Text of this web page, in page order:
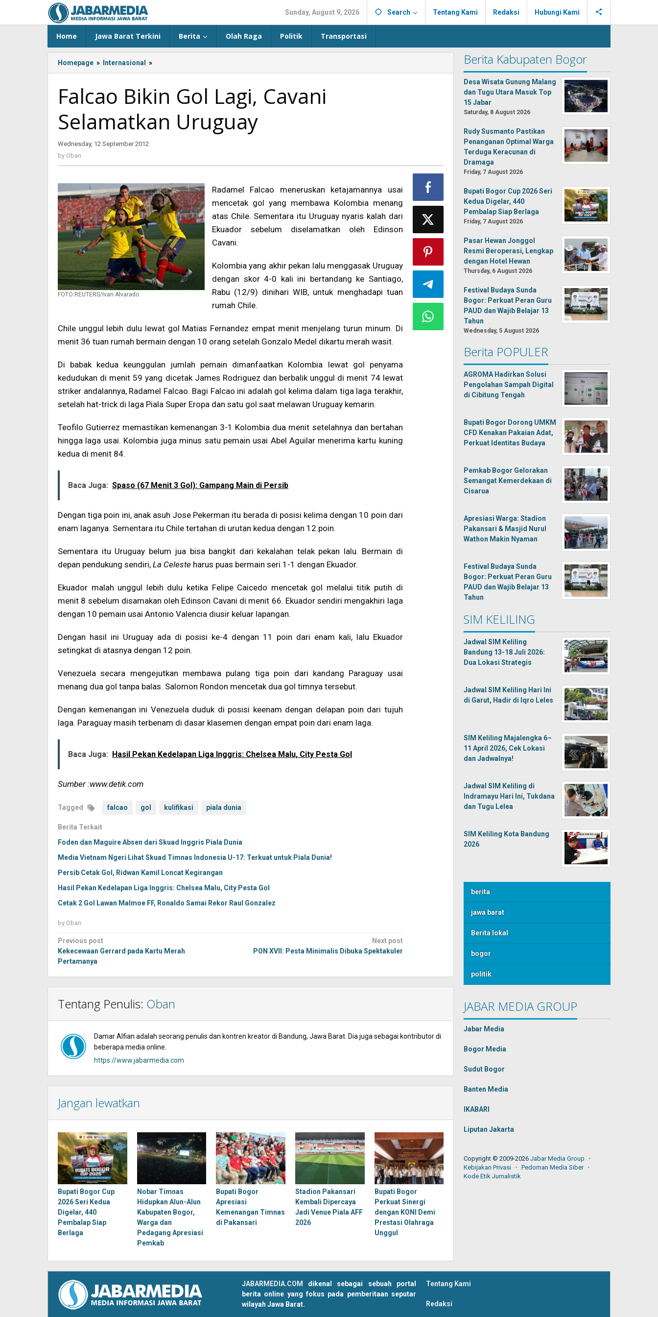
content
Sunday, August 9, 2026 Search Tentang Kami Redaksi Hubungi Kami
Home Jawa Barat Terkini Berita Olah Raga Politik Transportasi
Homepage » Internasional »
-:IN-
>Falcao
Bikin
Lagi,
-:-
>
Falcao Bikin Gol Lagi, Cavani
Selamatkan Uruguay
Wednesday, 12 September 2012
by Oban
FOTO:REUTERS/Ivan Alvarado
Radamel Falcao meneruskan ketajamannya usai
mencetak gol yang membawa Kolombia menang
atas Chile. Sementara itu Uruguay nyaris kalah dari
Ekuador sebelum diselamatkan oleh Edinson
Cavani.
Kolombia yang akhir pekan lalu menggasak Uruguay
dengan skor 4-0 kali ini bertandang ke Santiago,
Rabu (12/9) dinihari WIB, untuk menghadapi tuan
rumah Chile.
Chile unggul lebih dulu lewat gol Matias Fernandez empat menit menjelang turun minum. Di
menit 36 tuan rumah bermain dengan 10 orang setelah Gonzalo Medel dikartu merah wasit.
Di babak kedua keunggulan jumlah pemain dimanfaatkan Kolombia lewat gol penyama
kedudukan di menit 59 yang dicetak James Rodriguez dan berbalik unggul di menit 74 lewat
striker andalannya, Radamel Falcao. Bagi Falcao ini adalah gol kelima dalam tiga laga terakhir,
setelah hat-trick di laga Piala Super Eropa dan satu gol saat melawan Uruguay kemarin.
Teofilo Gutierrez memastikan kemenangan 3-1 Kolombia dua menit setelahnya dan bertahan
hingga laga usai. Kolombia juga minus satu pemain usai Abel Aguilar menerima kartu kuning
kedua di menit 84.
Baca Juga: Spaso (67 Menit 3 Gol): Gampang Main di Persib
Dengan tiga poin ini, anak asuh Jose Pekerman itu berada di posisi kelima dengan 10 poin dari
enam laganya. Sementara itu Chile tertahan di urutan kedua dengan 12 poin.
Sementara itu Uruguay belum jua bisa bangkit dari kekalahan telak pekan lalu. Bermain di
depan pendukung sendiri, La Celeste harus puas bermain seri 1-1 dengan Ekuador.
Ekuador malah unggul lebih dulu ketika Felipe Caicedo mencetak gol melalui titik putih di
menit 8 sebelum disamakan oleh Edinson Cavani di menit 66. Ekuador sendiri mengakhiri laga
dengan 10 pemain usai Antonio Valencia diusir keluar lapangan.
Dengan hasil ini Uruguay ada di posisi ke-4 dengan 11 poin dari enam kali, lalu Ekuador
setingkat di atasnya dengan 12 poin.
Venezuela secara mengejutkan membawa pulang tiga poin dari kandang Paraguay usai
menang dua gol tanpa balas. Salomon Rondon mencetak dua gol timnya tersebut.
Dengan kemenangan ini Venezuela duduk di posisi keenam dengan delapan poin dari tujuh
laga. Paraguay masih terbenam di dasar klasemen dengan empat poin dari enam laga.
Baca Juga: Hasil Pekan Kedelapan Liga Inggris: Chelsea Malu, City Pesta Gol
Sumber :www.detik.com
Tagged falcao gol kulifikasi piala dunia
Berita Terkait
Foden dan Maguire Absen dari Skuad Inggris Piala Dunia
Media Vietnam Ngeri Lihat Skuad Timnas Indonesia U-17: Terkuat untuk Piala Dunia!
Persib Cetak Gol, Ridwan Kamil Loncat Kegirangan
Hasil Pekan Kedelapan Liga Inggris: Chelsea Malu, City Pesta Gol
Cetak 2 Gol Lawan Malmoe FF, Ronaldo Samai Rekor Raul Gonzalez
by Oban
Post
navigation
Previous post
Kekecewaan Gerrard pada Kartu Merah
Pertamanya
Next post
PON XVII: Pesta Minimalis Dibuka Spektakuler
Tentang Penulis: Oban
Damar Alfian adalah seorang penulis dan kontren kreator di Bandung, Jawa Barat. Dia juga sebagai kontributor di
beberapa media online.
https://www.jabarmedia.com
Jangan lewatkan
Bupati Bogor Cup
2026 Seri Kedua
Digelar, 440
Pembalap Siap
Berlaga
Nobar Timnas
Hidupkan Alun-Alun
Kabupaten Bogor,
Warga dan
Pedagang Apresiasi
Pemkab
Bupati Bogor
Apresiasi
Kemenangan Timnas
di Pakansari
Stadion Pakansari
Kembali Dipercaya
Jadi Venue Piala AFF
2026
Bupati Bogor
Perkuat Sinergi
dengan KONI Demi
Prestasi Olahraga
Unggul
Berita Kabupaten Bogor
Desa Wisata Gunung Malang
dan Tugu Utara Masuk Top
15 Jabar
Saturday, 8 August 2026
Rudy Susmanto Pastikan
Penanganan Optimal Warga
Terduga Keracunan di
Dramaga
Friday, 7 August 2026
Bupati Bogor Cup 2026 Seri
Kedua Digelar, 440
Pembalap Siap Berlaga
Friday, 7 August 2026
Pasar Hewan Jonggol
Resmi Beroperasi, Lengkap
dengan Hotel Hewan
Thursday, 6 August 2026
Festival Budaya Sunda
Bogor: Perkuat Peran Guru
PAUD dan Wajib Belajar 13
Tahun
Wednesday, 5 August 2026
Berita POPULER
AGROMA Hadirkan Solusi
Pengolahan Sampah Digital
di Cibitung Tengah
Bupati Bogor Dorong UMKM
CFD Kenakan Pakaian Adat,
Perkuat Identitas Budaya
Pemkab Bogor Gelorakan
Semangat Kemerdekaan di
Cisarua
Apresiasi Warga: Stadion
Pakansari & Masjid Nurul
Wathon Makin Nyaman
Festival Budaya Sunda
Bogor: Perkuat Peran Guru
PAUD dan Wajib Belajar 13
Tahun
SIM KELILING
Jadwal SIM Keliling
Bandung 13-18 Juli 2026:
Dua Lokasi Strategis
Jadwal SIM Keliling Hari Ini
di Garut, Hadir di Iqro Leles
SIM Keliling Majalengka 6–
11 April 2026, Cek Lokasi
dan Jadwalnya!
Jadwal SIM Keliling di
Indramayu Hari Ini, Tukdana
dan Tugu Lelea
SIM Keliling Kota Bandung
2026
berita
jawa barat
Berita lokal
bogor
politik
JABAR MEDIA GROUP
Jabar Media
Bogor Media
Sudut Bogor
Banten Media
IKABARI
Liputan Jakarta
Copyright © 2009-2026Jabar Media Group
Kebijakan Privasi
Pedoman Media Siber
Kode Etik Jurnalistik
JABARMEDIA.COM
dikenal sebagai sebuah portal
berita online yang fokus pada pemberitaan seputar
wilayah Jawa Barat.
Tentang Kami
Redaksi